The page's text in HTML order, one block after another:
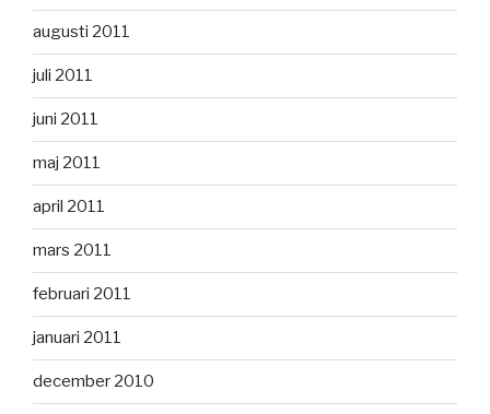
augusti 2011
juli 2011
juni 2011
maj 2011
april 2011
mars 2011
februari 2011
januari 2011
december 2010